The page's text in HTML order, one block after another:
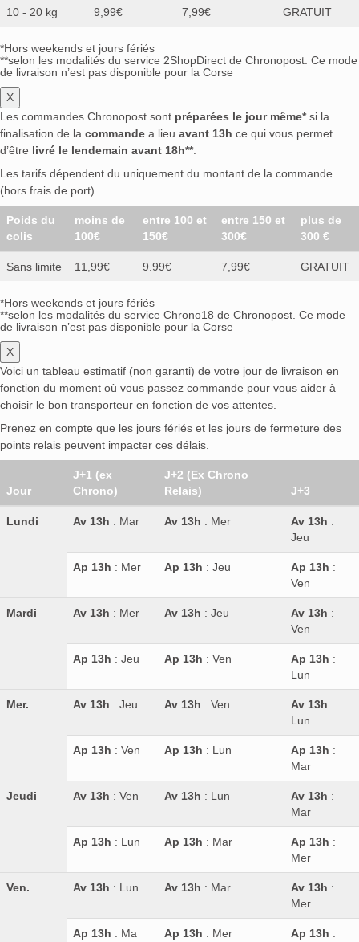
10 - 20 kg 9,99€ 7,99€ GRATUIT
*Hors weekends et jours fériés
**selon les modalités du service 2ShopDirect de Chronopost. Ce mode
de livraison n’est pas disponible pour la Corse
X
Les commandes Chronopost sont préparées le jour même*si la
finalisation de la commande a lieu avant 13h ce qui vous permet
d’être livré le lendemain avant 18h**.
Les tarifs dépendent du uniquement du montant de la commande
(hors frais de port)
Poids du
colis
moins de
100€
entre 100 et
150€
entre 150 et
300€
plus de
300 €
Sans limite 11,99€ 9.99€ 7,99€ GRATUIT
*Hors weekends et jours fériés
**selon les modalités du service Chrono18 de Chronopost. Ce mode
de livraison n’est pas disponible pour la Corse
X
Voici un tableau estimatif (non garanti) de votre jour de livraison en
fonction du moment où vous passez commande pour vous aider à
choisir le bon transporteur en fonction de vos attentes.
Prenez en compte que les jours fériés et les jours de fermeture des
points relais peuvent impacter ces délais.
Jour
J+1 (ex
Chrono)
J+2 (Ex Chrono
Relais)
J+3
Lundi Av 13h : Mar Av 13h : Mer Av 13h :
Jeu
Ap 13h : Mer Ap 13h : Jeu Ap 13h :
Ven
Mardi Av 13h : Mer Av 13h : Jeu Av 13h :
Ven
Ap 13h : Jeu Ap 13h : Ven Ap 13h :
Lun
Mer. Av 13h : Jeu Av 13h : Ven Av 13h :
Lun
Ap 13h : Ven Ap 13h : Lun Ap 13h :
Mar
Jeudi Av 13h : Ven Av 13h : Lun Av 13h :
Mar
Ap 13h : Lun Ap 13h : Mar Ap 13h :
Mer
Ven. Av 13h : Lun Av 13h : Mar Av 13h :
Mer
Ap 13h : Ma Ap 13h : Mer Ap 13h :